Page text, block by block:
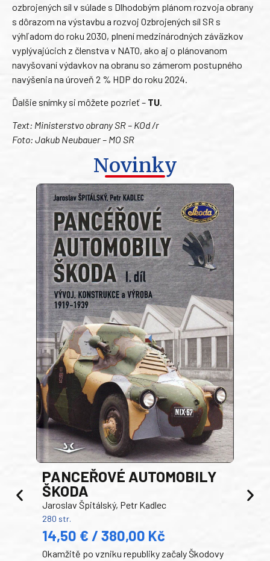
ozbrojených síl v súlade s Dlhodobým plánom rozvoja obrany
s dôrazom na výstavbu a rozvoj Ozbrojených síl SR s
výhľadom do roku 2030, plnení medzinárodných záväzkov
vyplývajúcich z členstva v NATO, ako aj o plánovanom
navyšovaní výdavkov na obranu so zámerom postupného
navýšenia na úroveň 2 % HDP do roku 2024.
Ďalšie snímky si môžete pozrieť – TU.
Text: Ministerstvo obrany SR – KOd /r
Foto: Jakub Neubauer – MO SR
Novinky
PANCEŘOVÉ AUTOMOBILY
ŠKODA
Jaroslav Špitálský, Petr Kadlec
280 str.
14,50 € / 380,00 Kč
Okamžitě po vzniku republiky začaly Škodovy